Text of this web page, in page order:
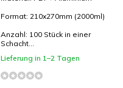
Format: 210x270mm (2000ml)
Anzahl: 100 Stück in einer
Schacht...
Lieferung in 1–2 Tagen